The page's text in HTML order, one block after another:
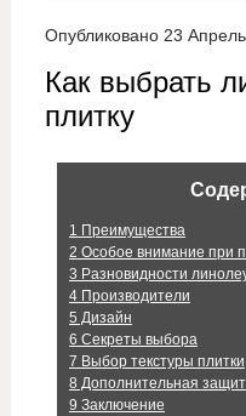
Опубликовано 23
Как выбрать
плитку
1 Преимущества
2 Особое внимание при
3 Разновидности
4Производители
5 Дизайн
6 Секреты выбора
7 Выбор текстуры плитки
8 Дополнительная
9 Заключение